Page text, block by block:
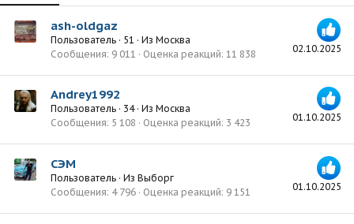
02.10.2025
ash-oldgaz
Пользователь · 51 · Из Москва
Сообщения 9 011 Оценка реакций 11 838
01.10.2025
Andrey1992
Пользователь · 34 · Из Москва
Сообщения 5 108 Оценка реакций 3 423
01.10.2025
СЭМ
Пользователь · Из Выборг
Сообщения 4 796 Оценка реакций 9 151